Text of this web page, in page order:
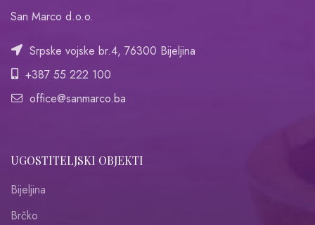
San Marco d.o.o.
Srpske vojske br.4, 76300 Bijeljina
+387 55 222 100
office@sanmarco.ba
UGOSTITELJSKI OBJEKTI
Bijeljina
Brčko